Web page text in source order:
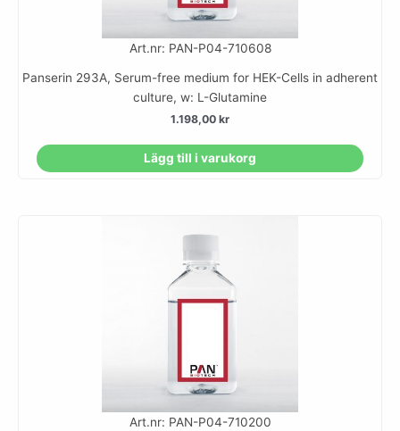
Art.nr: PAN-P04-710608
Panserin 293A, Serum-free medium for HEK-Cells in adherent
culture, w: L-Glutamine
1.198,00 kr
Lägg till i varukorg
Art.nr: PAN-P04-710200